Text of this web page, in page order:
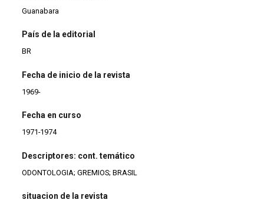
Guanabara
País de la editorial
BR
Fecha de inicio de la revista
1969-
Fecha en curso
1971-1974
Descriptores: cont. temático
ODONTOLOGIA; GREMIOS; BRASIL
situacion de la revista